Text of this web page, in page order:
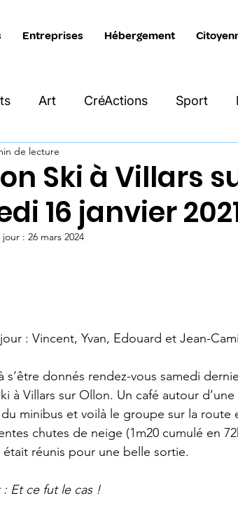
Entreprises Hébergement
Art CréActions Sport
On Intersection
Entreprises Hébergement
Ski à Villars
16 janvier
de lecture
jour : 26 mars 2024
: Vincent, Yvan, Edouard et Jean-
s’être donnés rendez-vous samedi
à Villars sur Ollon. Un café autour
minibus et voilà le groupe sur la route
chutes de neige (1m20 cumulé en
réunis pour une belle sortie.
Et ce fut le cas !